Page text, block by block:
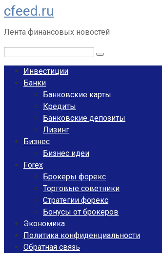
Перейти
к
контенту
cfeed.ru
Лента финансовых новостей
Инвестиции
Банки
Банковские карты
Кредиты
Банковские депозиты
Лизинг
Бизнес
Бизнес идеи
Forex
Брокеры форекс
Торговые советники
Стратегии форекс
Бонусы от брокеров
Экономика
Политика конфиденциальности
Обратная связь